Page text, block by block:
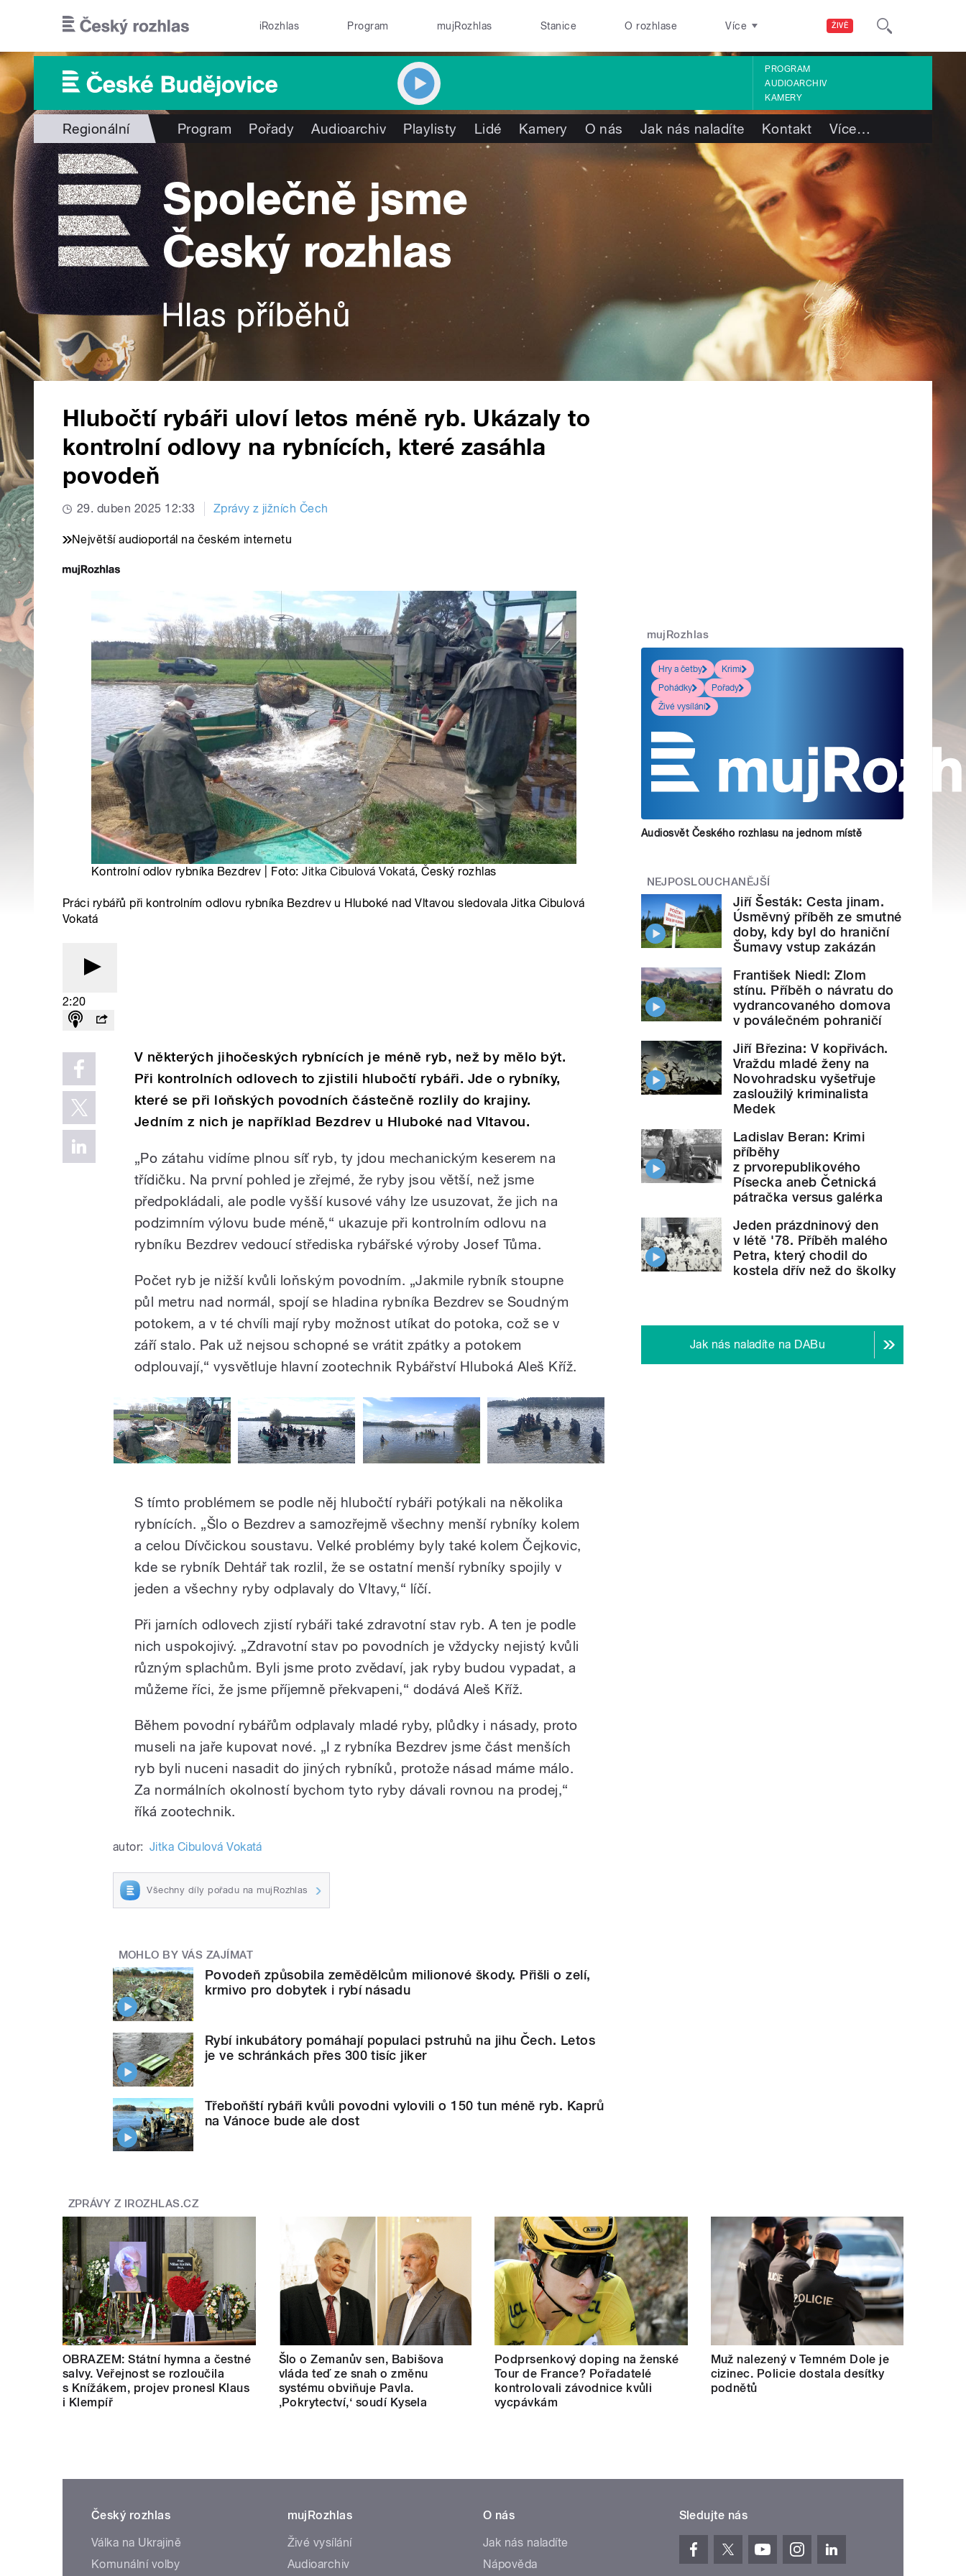
ŽIVĚ
iRozhlas Program mujRozhlas Stanice O rozhlase Více
PROGRAM
AUDIOARCHIV
KAMERY
Regionální Program Pořady Audioarchiv Playlisty Lidé Kamery O nás Jak nás naladíte Kontakt Více…
Hlubočtí rybáři uloví letos méně ryb. Ukázaly to
kontrolní odlovy na rybnících, které zasáhla
povodeň
29. duben 2025 12:33 Zprávy z jižních Čech
Největší audioportál na českém internetu
Kontrolní odlov rybníka Bezdrev | Foto:Jitka Cibulová Vokatá, Český rozhlas
Práci rybářů při kontrolním odlovu rybníka Bezdrev u Hluboké nad Vltavou sledovala Jitka Cibulová
Vokatá
2:20
V některých jihočeských rybnících je méně ryb, než by mělo být.
Při kontrolních odlovech to zjistili hlubočtí rybáři. Jde o rybníky,
které se při loňských povodních částečně rozlily do krajiny.
Jedním z nich je například Bezdrev u Hluboké nad Vltavou.
„Po zátahu vidíme plnou síť ryb, ty jdou mechanickým keserem na
třídičku. Na první pohled je zřejmé, že ryby jsou větší, než jsme
předpokládali, ale podle vyšší kusové váhy lze usuzovat, že jich na
podzimním výlovu bude méně,“ ukazuje při kontrolním odlovu na
rybníku Bezdrev vedoucí střediska rybářské výroby Josef Tůma.
Počet ryb je nižší kvůli loňským povodním. „Jakmile rybník stoupne
půl metru nad normál, spojí se hladina rybníka Bezdrev se Soudným
potokem, a v té chvíli mají ryby možnost utíkat do potoka, což se v
září stalo. Pak už nejsou schopné se vrátit zpátky a potokem
odplouvají,“ vysvětluje hlavní zootechnik Rybářství Hluboká Aleš Kříž.
S tímto problémem se podle něj hlubočtí rybáři potýkali na několika
rybnících. „Šlo o Bezdrev a samozřejmě všechny menší rybníky kolem
a celou Dívčickou soustavu. Velké problémy byly také kolem Čejkovic,
kde se rybník Dehtář tak rozlil, že se ostatní menší rybníky spojily v
jeden a všechny ryby odplavaly do Vltavy,“ líčí.
Při jarních odlovech zjistí rybáři také zdravotní stav ryb. A ten je podle
nich uspokojivý. „Zdravotní stav po povodních je vždycky nejistý kvůli
různým splachům. Byli jsme proto zvědaví, jak ryby budou vypadat, a
můžeme říci, že jsme příjemně překvapeni,“ dodává Aleš Kříž.
Během povodní rybářům odplavaly mladé ryby, plůdky i násady, proto
museli na jaře kupovat nové. „I z rybníka Bezdrev jsme část menších
ryb byli nuceni nasadit do jiných rybníků, protože násad máme málo.
Za normálních okolností bychom tyto ryby dávali rovnou na prodej,“
říká zootechnik.
autor: Jitka Cibulová Vokatá
Všechny díly pořadu na mujRozhlas
MOHLO BY VÁS ZAJÍMAT
Povodeň způsobila zemědělcům milionové škody. Přišli o zelí,
krmivo pro dobytek i rybí násadu
Rybí inkubátory pomáhají populaci pstruhů na jihu Čech. Letos
je ve schránkách přes 300 tisíc jiker
Třeboňští rybáři kvůli povodni vylovili o 150 tun méně ryb. Kaprů
na Vánoce bude ale dost
mujRozhlas
Hry a četby
Krimi
Pohádky
Pořady
Živé vysílání
Audiosvět Českého rozhlasu na jednom místě
NEJPOSLOUCHANĚJŠÍ
Jiří Šesták: Cesta jinam.
Úsměvný příběh ze smutné
doby, kdy byl do hraniční
Šumavy vstup zakázán
František Niedl: Zlom
stínu. Příběh o návratu do
vydrancovaného domova
v poválečném pohraničí
Jiří Březina: V kopřivách.
Vraždu mladé ženy na
Novohradsku vyšetřuje
zasloužilý kriminalista
Medek
Ladislav Beran: Krimi
příběhy
z prvorepublikového
Písecka aneb Četnická
pátračka versus galérka
Jeden prázdninový den
v létě '78. Příběh malého
Petra, který chodil do
kostela dřív než do školky
Jak nás naladíte na DABu
ZPRÁVY Z IROZHLAS.CZ
OBRAZEM: Státní hymna a čestné
salvy. Veřejnost se rozloučila
s Knížákem, projev pronesl Klaus
i Klempíř
Šlo o Zemanův sen, Babišova
vláda teď ze snah o změnu
systému obviňuje Pavla.
‚Pokrytectví,‘ soudí Kysela
Podprsenkový doping na ženské
Tour de France? Pořadatelé
kontrolovali závodnice kvůli
vycpávkám
Muž nalezený v Temném Dole je
cizinec. Policie dostala desítky
podnětů
Český rozhlas
Válka na Ukrajině
Komunální volby
mujRozhlas
Živé vysílání
Audioarchiv
O nás
Jak nás naladíte
Nápověda
Sledujte nás